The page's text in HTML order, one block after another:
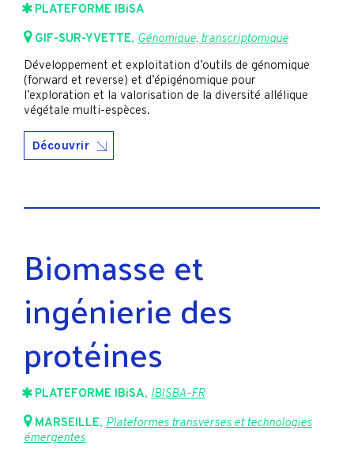
PLATEFORME IBiSA
GIF-SUR-YVETTE, Génomique, transcriptomique
Développement et exploitation d’outils de génomique
(forward et reverse) et d’épigénomique pour
l’exploration et la valorisation de la diversité allélique
végétale multi-espèces.
Découvrir
Biomasse et
ingénierie des
protéines
PLATEFORME IBiSA, IBISBA-FR
MARSEILLE, Plateformes transverses et technologies
émergentes